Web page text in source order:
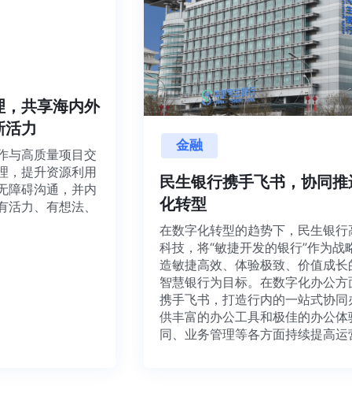
，共享海内外
新活力
金融
民生银行携手飞书，协
化转型
在数字化转型的趋势下，民生
科技，将“敏捷开发的银行”作
造敏捷高效、体验极致、价值
智慧银行为目标。在数字化办
携手飞书，打造行内的一站式
供丰富的办公工具和极佳的办
同、业务管理等各方面持续提